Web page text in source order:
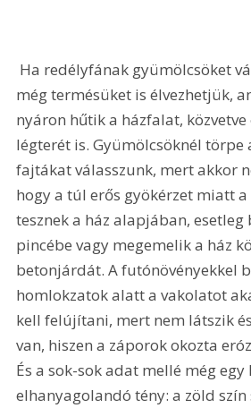
még termésüket is élvezhetjük,
nyáron hűtik a házfalat, közvetve
légterét is. Gyümölcsöknél
fajtákat válasszunk, mert akkor
hogy a túl erős gyökérzet miatt
tesznek a ház alapjában, esetleg
pincébe vagy megemelik a ház
betonjárdát. A futónövényekkel
homlokzatok alatt a vakolatot
kell felújítani, mert nem látszik
van, hiszen a záporok okozta
És a sok-sok adat mellé még
elhanyagolandó tény: a zöld